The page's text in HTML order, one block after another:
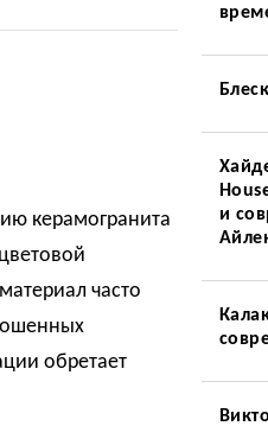
керамогранита
часто
обретает
и